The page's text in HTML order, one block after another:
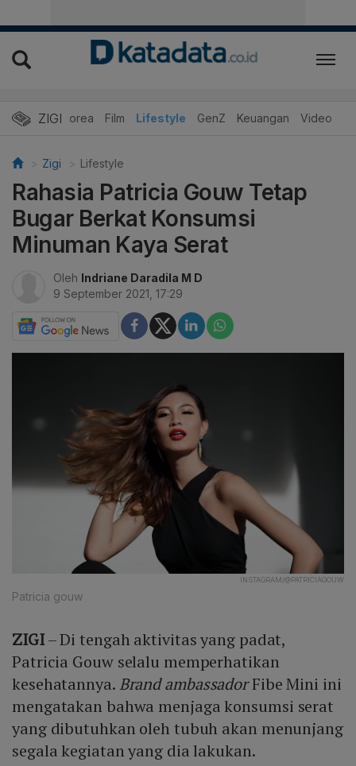
ZIGI
Hits Korea Film Lifestyle GenZ Keuangan Video
Zigi Lifestyle
Rahasia Patricia Gouw Tetap
Bugar Berkat Konsumsi
Minuman Kaya Serat
Oleh Indriane Daradila M D
9 September 2021, 17:29
INSTAGRAM/@PATRICIAGOUW
Patricia gouw
ZIGI– Di tengah aktivitas yang padat,
Patricia Gouw selalu memperhatikan
kesehatannya. Brand ambassadorFibe Mini ini
mengatakan bahwa menjaga konsumsi serat
yang dibutuhkan oleh tubuh akan menunjang
segala kegiatan yang dia lakukan.